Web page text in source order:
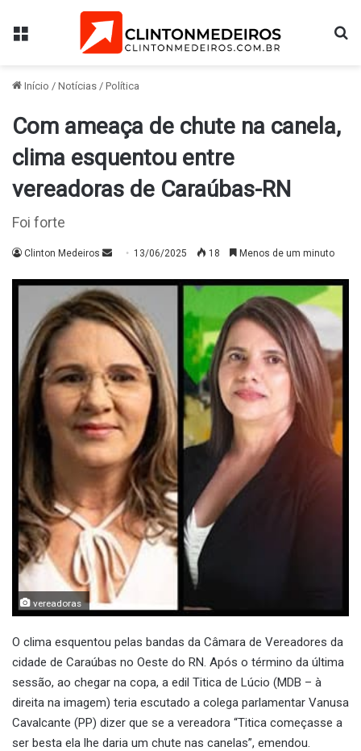
Menu
Início / Notícias / Política
Com ameaça de chute na canela,
clima esquentou entre
vereadoras de Caraúbas-RN
Foi forte
Clinton Medeiros
Mande
e-
mail
13/06/2025 18 Menos de um minuto
vereadoras
O clima esquentou pelas bandas da Câmara de Vereadores da
cidade de Caraúbas no Oeste do RN. Após o término da última
sessão, ao chegar na copa, a edil Titica de Lúcio (MDB – à
direita na imagem) teria escutado a colega parlamentar Vanusa
Cavalcante (PP) dizer que se a vereadora “Titica começasse a
ser besta ela lhe daria um chute nas canelas”, emendou.